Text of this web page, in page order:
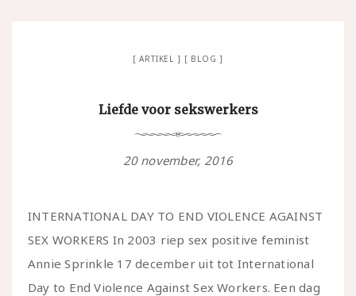
ARTIKEL BLOG
Liefde voor sekswerkers
20 november, 2016
INTERNATIONAL DAY TO END VIOLENCE AGAINST
SEX WORKERS In 2003 riep sex positive feminist
Annie Sprinkle 17 december uit tot International
Day to End Violence Against Sex Workers. Een dag